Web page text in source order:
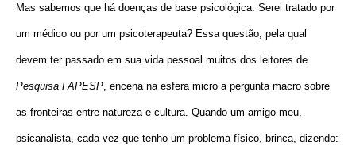
Mas sabemos que há doenças de base psicológica. Serei tratado por
um médico ou por um psicoterapeuta? Essa questão, pela qual
devem ter passado em sua vida pessoal muitos dos leitores de
Pesquisa FAPESP , encena na esfera micro a pergunta macro sobre
as fronteiras entre natureza e cultura. Quando um amigo meu,
psicanalista, cada vez que tenho um problema físico, brinca, dizendo: